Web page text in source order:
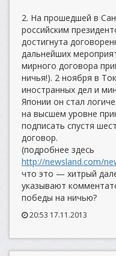
2. На прошедшей в
российским
достигнута
дальнейших
мирного договора
ничья!). 2 ноября в
иностранных дел и
Японии он стал
на высшем уровне
подписать спустя
договор.
(подробнее здесь
http://newsland.com/
что это — хитрый
указывают
победы на ничью?
20:53 17.11.2013